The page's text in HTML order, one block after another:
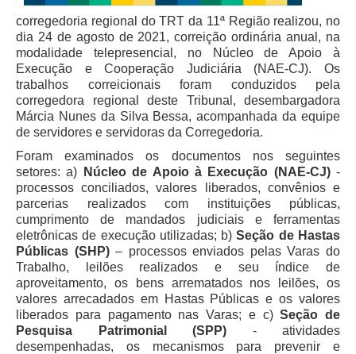
Contatos - Trabalho Remoto
Fale Conosco
Atendimento ao Público
Fones TRT
Fones TST
Balcão Virtual
Balcão Visual Libras
Aplicativos
corregedoria regional do TRT da 11ª Região realizou, no
dia 24 de agosto de 2021, correição ordinária anual, na
modalidade telepresencial, no Núcleo de Apoio à
Execução e Cooperação Judiciária (NAE-CJ). Os
trabalhos correicionais foram conduzidos pela
corregedora regional deste Tribunal, desembargadora
Márcia Nunes da Silva Bessa, acompanhada da equipe
de servidores e servidoras da Corregedoria.
Foram examinados os documentos nos seguintes
setores: a)
Núcleo de Apoio à Execução (NAE-CJ)-
processos conciliados, valores liberados, convênios e
parcerias realizados com instituições públicas,
cumprimento de mandados judiciais e ferramentas
eletrônicas de execução utilizadas; b)Seção de Hastas
Públicas (SHP)– processos enviados pelas Varas do
Trabalho, leilões realizados e seu índice de
aproveitamento, os bens arrematados nos leilões, os
valores arrecadados em Hastas Públicas e os valores
liberados para pagamento nas Varas; e c)Seção de
Pesquisa Patrimonial (SPP) - atividades
desempenhadas, os mecanismos para prevenir e